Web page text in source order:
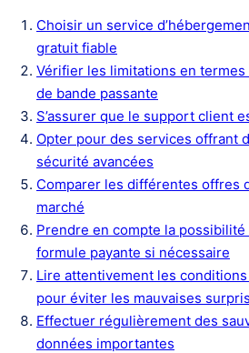
Choisir un service
gratuit fiable
Vérifier les limitations en termes
de bande passante
S’assurer que le support client
Opter pour des services offrant
sécurité avancées
Comparer les différentes offres
marché
Prendre en compte la possibilité
formule payante si nécessaire
Lire attentivement les
pour éviter les mauvaises
Effectuer régulièrement des
données importantes